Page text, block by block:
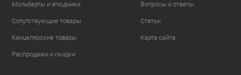
Мольберты и этюдники
Сопутствующие товары
Канцелярские товары
Распродажи и скидки
Вопросы и ответы
Статьи
Карта сайта